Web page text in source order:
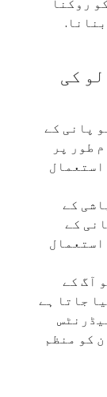
روکنا
کی
پانی کے
طور پر
استعمال
کے
کے
استعمال
آگ کے
جاتا ہے
کو منظم